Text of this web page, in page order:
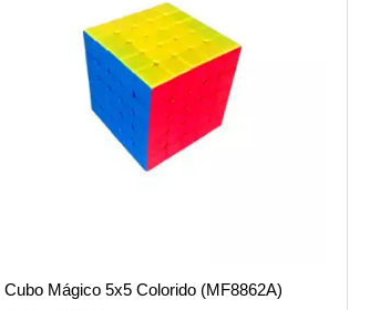
Cubo Mágico 5x5 Colorido (MF8862A)